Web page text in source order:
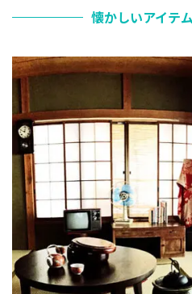
懐かしいアイテ